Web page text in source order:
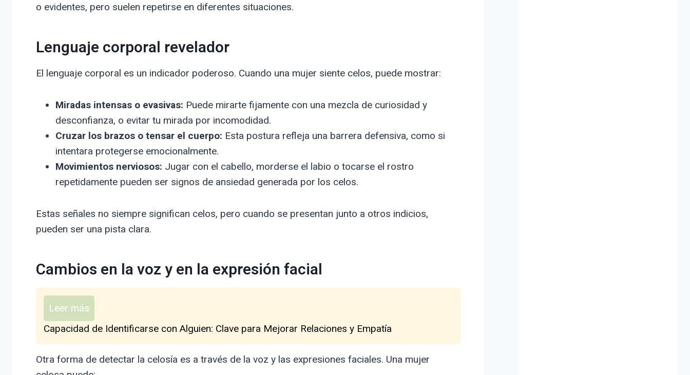
o evidentes, pero suelen repetirse en diferentes situaciones.
Lenguaje corporal revelador
El lenguaje corporal es un indicador poderoso. Cuando una mujer siente celos, puede mostrar:
Miradas intensas o evasivas: Puede mirarte fijamente con una mezcla de curiosidad y
desconfianza, o evitar tu mirada por incomodidad.
Cruzar los brazos o tensar el cuerpo: Esta postura refleja una barrera defensiva, como si
intentara protegerse emocionalmente.
Movimientos nerviosos: Jugar con el cabello, morderse el labio o tocarse el rostro
repetidamente pueden ser signos de ansiedad generada por los celos.
Estas señales no siempre significan celos, pero cuando se presentan junto a otros indicios,
pueden ser una pista clara.
Cambios en la voz y en la expresión facial
Leer más
Capacidad de Identificarse con Alguien: Clave para Mejorar Relaciones y Empatía
Otra forma de detectar la celosía es a través de la voz y las expresiones faciales. Una mujer